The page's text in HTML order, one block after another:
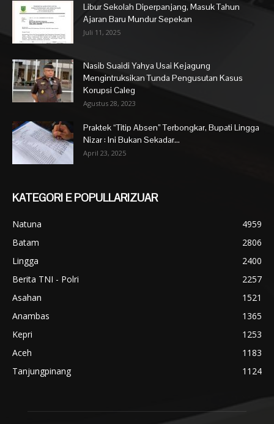
Libur Sekolah Diperpanjang, Masuk Tahun
Ajaran Baru Mundur Sepekan
Juli 11, 2025
Nasib Suaidi Yahya Usai Kejagung
Mengintruksikan Tunda Pengusutan Kasus
Korupsi Caleg
Agustus 28, 2023
Praktek “Titip Absen” Terbongkar, Bupati Lingga
Nizar : Ini Bukan Sekadar...
April 23, 2025
KATEGORI E POPULLARIZUAR
Natuna
4959
Batam
2806
Lingga
2400
Berita TNI - Polri
2257
Asahan
1521
Anambas
1365
Kepri
1253
Aceh
1183
Tanjungpinang
1124